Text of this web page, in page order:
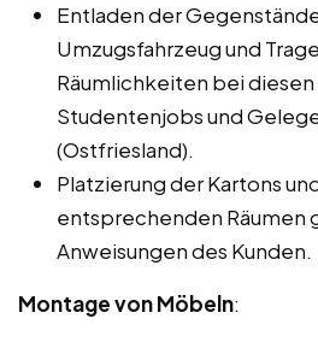
Entladen der
Umzugsfahrzeug und
Räumlichkeiten bei
Studentenjobs und
(Ostfriesland).
Platzierung der Kartons
entsprechenden Räumen
Anweisungen des Kunden.
Montage von Möbeln: